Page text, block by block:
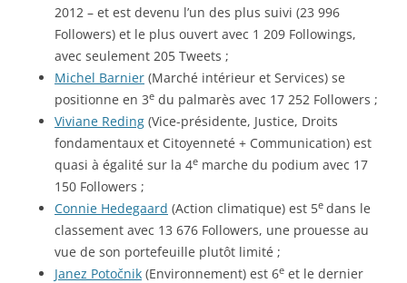
2012 – et est devenu l’un des plus suivi (23 996
Followers) et le plus ouvert avec 1 209 Followings,
avec seulement 205 Tweets ;
Michel Barnier (Marché intérieur et Services) se
positionne en 3e du palmarès avec 17 252 Followers ;
Viviane Reding (Vice-présidente, Justice, Droits
fondamentaux et Citoyenneté + Communication) est
quasi à égalité sur la 4e marche du podium avec 17
150 Followers ;
Connie Hedegaard (Action climatique) est 5e dans le
classement avec 13 676 Followers, une prouesse au
vue de son portefeuille plutôt limité ;
Janez Potočnik (Environnement) est 6e et le dernier